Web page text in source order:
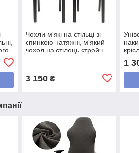
Чохли м'які на стільці зі
спинкою натяжні, м'який
чохол на стілець стрейч
3 150₴
1